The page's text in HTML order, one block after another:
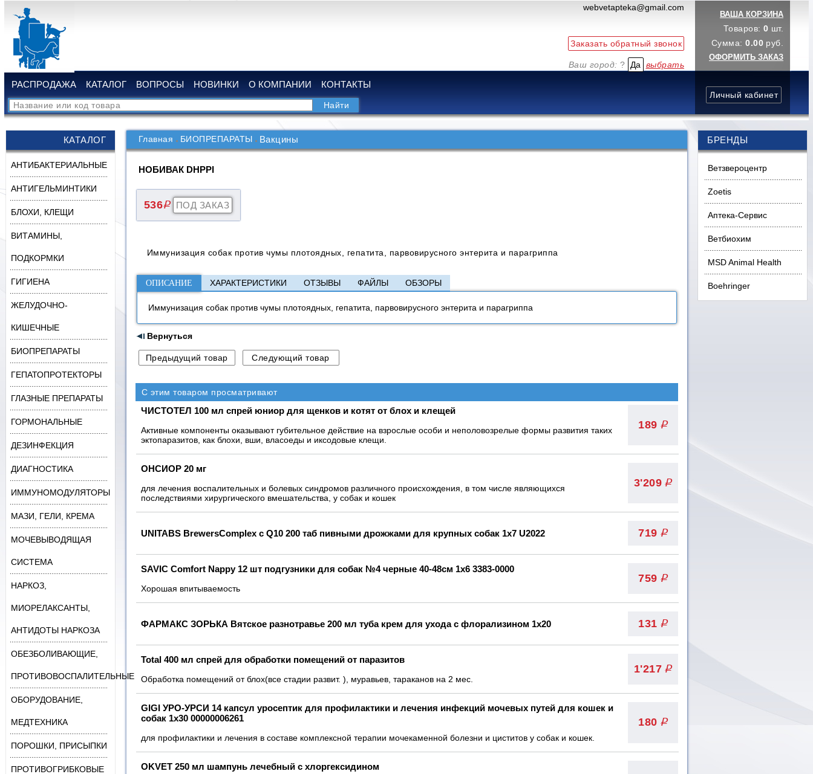
webvetapteka@gmail.com
Ваш город: ? выбрать
РАСПРОДАЖА КАТАЛОГ ВОПРОСЫ НОВИНКИ О КОМПАНИИ КОНТАКТЫ
ВАША КОРЗИНА
Товаров: 0 шт.
Сумма: 0.00 руб.
ОФОРМИТЬ ЗАКАЗ
КАТАЛОГ
АНТИБАКТЕРИАЛЬНЫЕ
АНТИГЕЛЬМИНТИКИ
БЛОХИ, КЛЕЩИ
ВИТАМИНЫ,
ПОДКОРМКИ
ГИГИЕНА
ЖЕЛУДОЧНО-
КИШЕЧНЫЕ
БИОПРЕПАРАТЫ
ГЕПАТОПРОТЕКТОРЫ
ГЛАЗНЫЕ ПРЕПАРАТЫ
ГОРМОНАЛЬНЫЕ
ДЕЗИНФЕКЦИЯ
ДИАГНОСТИКА
ИММУНОМОДУЛЯТОРЫ
МАЗИ, ГЕЛИ, КРЕМА
МОЧЕВЫВОДЯЩАЯ
СИСТЕМА
НАРКОЗ,
МИОРЕЛАКСАНТЫ,
АНТИДОТЫ НАРКОЗА
ОБЕЗБОЛИВАЮЩИЕ,
ПРОТИВОВОСПАЛИТЕЛЬНЫЕ
ОБОРУДОВАНИЕ,
МЕДТЕХНИКА
ПОРОШКИ, ПРИСЫПКИ
ПРОТИВОГРИБКОВЫЕ
Главная БИОПРЕПАРАТЫ Вакцины
НОБИВАК DHPPI
536q
Иммунизация собак против чумы плотоядных, гепатита, парвовирусного энтерита и парагриппа
ОПИСАНИЕ ХАРАКТЕРИСТИКИ ОТЗЫВЫ ФАЙЛЫ ОБЗОРЫ
Иммунизация собак против чумы плотоядных, гепатита, парвовирусного энтерита и парагриппа
Вернуться
С этим товаром просматривают
ЧИСТОТЕЛ 100 мл спрей юниор для щенков и котят от блох и клещей
Активные компоненты оказывают губительное действие на взрослые особи и неполовозрелые формы развития таких
эктопаразитов, как блохи, вши, власоеды и иксодовые клещи.
189 q
ОНСИОР 20 мг
для лечения воспалительных и болевых синдромов различного происхождения, в том числе являющихся
последствиями хирургического вмешательства, у собак и кошек
3'209 q
UNITABS BrewersComplex с Q10 200 таб пивными дрожжами для крупных собак 1х7 U2022 719 q
SAVIC Comfort Nappy 12 шт подгузники для собак №4 черные 40-48см 1х6 3383-0000
Хорошая впитываемость
759 q
ФАРМАКС ЗОРЬКА Вятское разнотравье 200 мл туба крем для ухода с флорализином 1х20 131 q
Total 400 мл спрей для обработки помещений от паразитов
Обработка помещений от блох(все стадии развит. ), муравьев, тараканов на 2 мес.
1'217 q
GIGI УРО-УРСИ 14 капсул уросептик для профилактики и лечения инфекций мочевых путей для кошек и
собак 1х30 00000006261
для профилактики и лечения в составе комплексной терапии мочекаменной болезни и циститов у собак и кошек.
180 q
OKVET 250 мл шампунь лечебный с хлоргексидином
БРЕНДЫ
Ветзвероцентр
Zoetis
Аптека-Сервис
Ветбиохим
MSD Animal Health
Boehringer